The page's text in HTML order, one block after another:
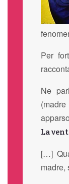
Per
Ne
La
[…]
madre,